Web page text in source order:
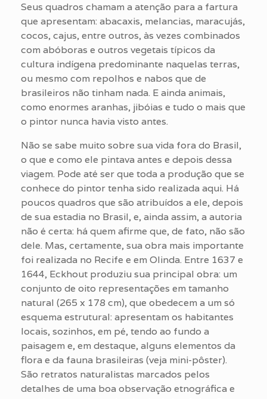
Seus quadros chamam a atenção para a fartura
que apresentam: abacaxis, melancias, maracujás,
cocos, cajus, entre outros, às vezes combinados
com abóboras e outros vegetais típicos da
cultura indígena predominante naquelas terras,
ou mesmo com repolhos e nabos que de
brasileiros não tinham nada. E ainda animais,
como enormes aranhas, jibóias e tudo o mais que
o pintor nunca havia visto antes.
Não se sabe muito sobre sua vida fora do Brasil,
o que e como ele pintava antes e depois dessa
viagem. Pode até ser que toda a produção que se
conhece do pintor tenha sido realizada aqui. Há
poucos quadros que são atribuídos a ele, depois
de sua estadia no Brasil, e, ainda assim, a autoria
não é certa: há quem afirme que, de fato, não são
dele. Mas, certamente, sua obra mais importante
foi realizada no Recife e em Olinda. Entre 1637 e
1644, Eckhout produziu sua principal obra: um
conjunto de oito representações em tamanho
natural (265 x 178 cm), que obedecem a um só
esquema estrutural: apresentam os habitantes
locais, sozinhos, em pé, tendo ao fundo a
paisagem e, em destaque, alguns elementos da
flora e da fauna brasileiras (veja mini-pôster).
São retratos naturalistas marcados pelos
detalhes de uma boa observação etnográfica e